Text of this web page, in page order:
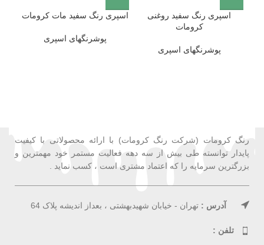
اسپری رنگ سفید روغنی
کرومات
پوشرنگهای اسپری
اسپری رنگ سفید مات کرومات
پوشرنگهای اسپری
رنگ کرومات (شرکت رنگ کرومات) با ارائه محصولاتی با کیفیت
پایدار توانسته طی بیش از سه دهه فعالیت مستمر خود مهمترین و
بزرگترین سرمایه را که اعتماد مشتری است ، کسب نماید .
آدرس : تهران - خیابان شهیدبهشتی ، بعداز اندیشه پلاک 64
تلفن :